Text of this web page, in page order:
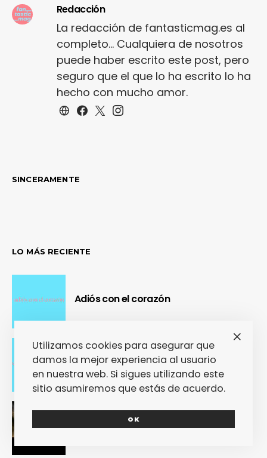
Redacción
La redacción de fantasticmag.es al
completo... Cualquiera de nosotros
puede haber escrito este post, pero
seguro que el que lo ha escrito lo ha
hecho con mucho amor.
SINCERAMENTE
LO MÁS RECIENTE
Adiós con el corazón
Se cierra un pedazo de vida
OUR Fest 2024 convirtió a Ourense en
la capital del Cool Britannia
Utilizamos cookies para asegurar que
damos la mejor experiencia al usuario
en nuestra web. Si sigues utilizando este
sitio asumiremos que estás de acuerdo.
OK